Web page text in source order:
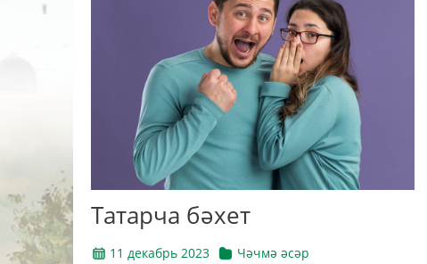
Татарча бәхет
11 декабрь 2023 Чәчмә әсәр